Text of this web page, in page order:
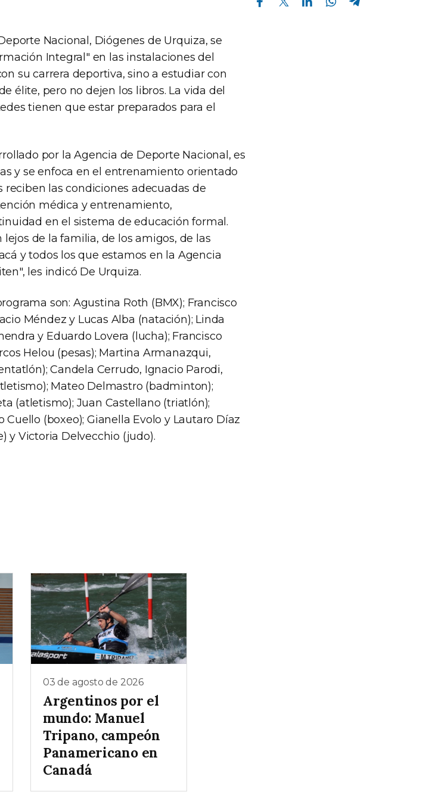
Nacional, Diógenes de Urquiza, se
Integral" en las instalaciones del
su carrera deportiva, sino a estudiar con
élite, pero no dejen los libros. La vida del
tienen que estar preparados para el
por la Agencia de Deporte Nacional, es
y se enfoca en el entrenamiento orientado
las condiciones adecuadas de
médica y entrenamiento,
en el sistema de educación formal.
de la familia, de los amigos, de las
y todos los que estamos en la Agencia
les indicó De Urquiza.
son: Agustina Roth (BMX); Francisco
Méndez y Lucas Alba (natación); Linda
y Eduardo Lovera (lucha); Francisco
Helou (pesas); Martina Armanazqui,
Candela Cerrudo, Ignacio Parodi,
Mateo Delmastro (badminton);
(atletismo); Juan Castellano (triatlón);
(boxeo); Gianella Evolo y Lautaro Díaz
y Victoria Delvecchio (judo).
03 de agosto de 2026
Argentinos por el
mundo: Manuel
Tripano, campeón
Panamericano en
Canadá